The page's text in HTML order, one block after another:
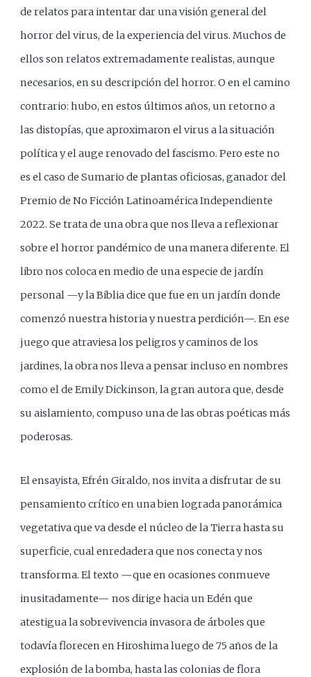
de relatos para intentar dar una visión general del
horror del virus, de la experiencia del virus. Muchos de
ellos son relatos extremadamente realistas, aunque
necesarios, en su descripción del horror. O en el camino
contrario: hubo, en estos últimos años, un retorno a
las distopías, que aproximaron el virus a la situación
política y el auge renovado del fascismo. Pero este no
es el caso de Sumario de plantas oficiosas, ganador del
Premio de No Ficción Latinoamérica Independiente
2022. Se trata de una obra que nos lleva a reflexionar
sobre el horror pandémico de una manera diferente. El
libro nos coloca en medio de una especie de jardín
personal —y la Biblia dice que fue en un jardín donde
comenzó nuestra historia y nuestra perdición—. En ese
juego que atraviesa los peligros y caminos de los
jardines, la obra nos lleva a pensar incluso en nombres
como el de Emily Dickinson, la gran autora que, desde
su aislamiento, compuso una de las obras poéticas más
poderosas.
El ensayista, Efrén Giraldo, nos invita a disfrutar de su
pensamiento crítico en una bien lograda panorámica
vegetativa que va desde el núcleo de la Tierra hasta su
superficie, cual enredadera que nos conecta y nos
transforma. El texto —que en ocasiones conmueve
inusitadamente— nos dirige hacia un Edén que
atestigua la sobrevivencia invasora de árboles que
todavía florecen en Hiroshima luego de 75 años de la
explosión de la bomba, hasta las colonias de flora